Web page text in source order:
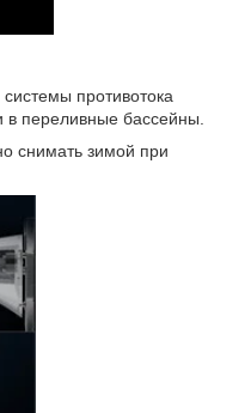
противотока
в переливные бассейны.
снимать зимой при